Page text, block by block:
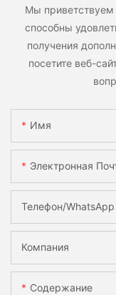
Мы приветствуем
способны
получения
посетите веб-
Имя
Электронная
Телефон/WhatsApp
Компания
Содержание